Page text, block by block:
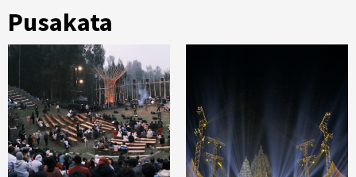
Pusakata